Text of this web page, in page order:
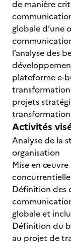
de manière
globale d’une
l’analyse des
plateforme e-
transformation
projets
Activités
Analyse de la
organisation
Mise en œuvre
Définition des
globale et
Définition du
au projet de